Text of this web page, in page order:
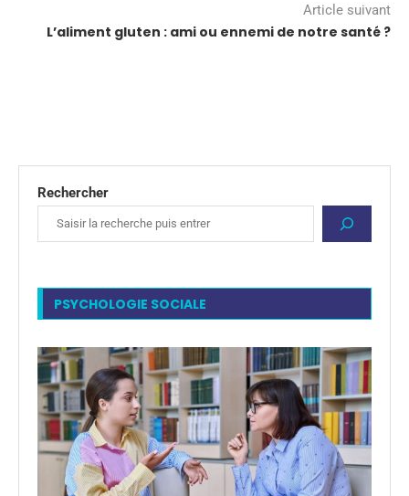
Article suivant
L’aliment gluten : ami ou ennemi de notre santé ?
Rechercher
PSYCHOLOGIE SOCIALE